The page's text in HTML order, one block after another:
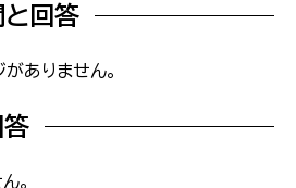
回答
ありません。
。